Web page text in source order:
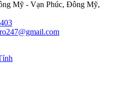
Mỹ - Vạn Phúc, Đông Mỹ,